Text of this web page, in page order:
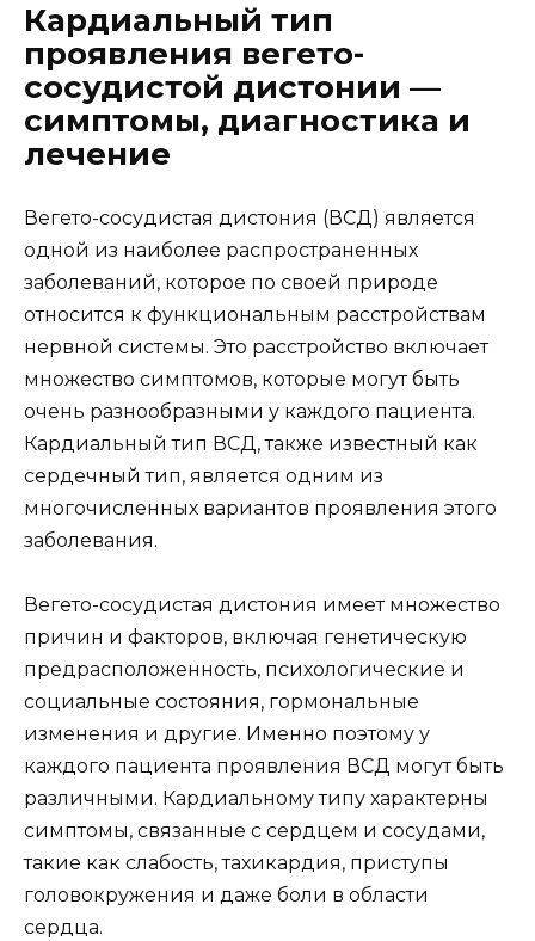
Кардиальный тип
проявления вегето-
сосудистой дистонии —
симптомы, диагностика и
лечение
Вегето-сосудистая дистония (ВСД) является
одной из наиболее распространенных
заболеваний, которое по своей природе
относится к функциональным расстройствам
нервной системы. Это расстройство включает
множество симптомов, которые могут быть
очень разнообразными у каждого пациента.
Кардиальный тип ВСД, также известный как
сердечный тип, является одним из
многочисленных вариантов проявления этого
заболевания.
Вегето-сосудистая дистония имеет множество
причин и факторов, включая генетическую
предрасположенность, психологические и
социальные состояния, гормональные
изменения и другие. Именно поэтому у
каждого пациента проявления ВСД могут быть
различными. Кардиальному типу характерны
симптомы, связанные с сердцем и сосудами,
такие как слабость, тахикардия, приступы
головокружения и даже боли в области
сердца.